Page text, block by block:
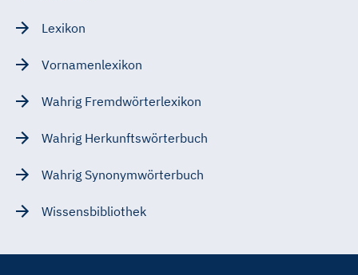
Lexikon
Vornamenlexikon
Wahrig Fremdwörterlexikon
Wahrig Herkunftswörterbuch
Wahrig Synonymwörterbuch
Wissensbibliothek